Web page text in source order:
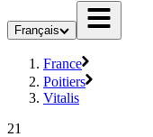
Français
France
Poitiers
Vitalis
21